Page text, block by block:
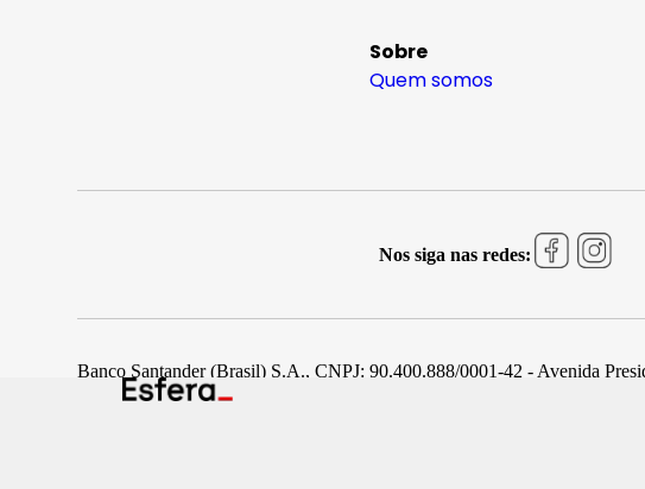
Sobre
Quem somos
Nos siga nas redes:
Banco Santander (Brasil) S.A., CNPJ: 90.400.888/0001-42 - Avenida